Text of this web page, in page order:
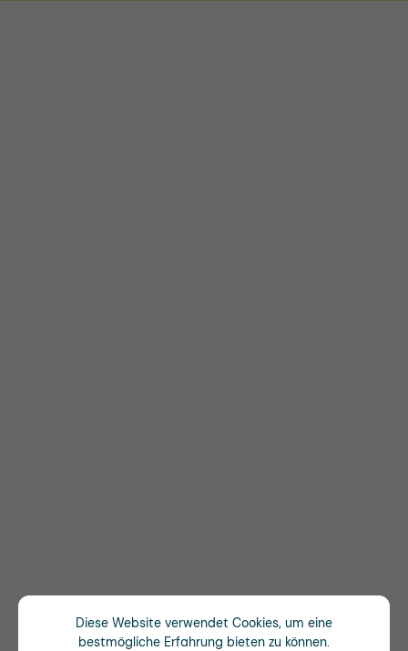
Diese Website verwendet Cookies, um eine
bestmögliche Erfahrung bieten zu können.